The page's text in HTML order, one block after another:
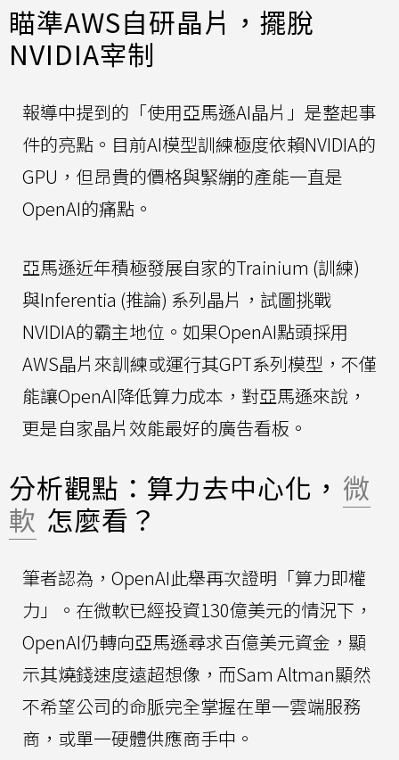
瞄準AWS自研晶片，擺脫
NVIDIA宰制
報導中提到的「使用亞馬遜AI晶片」是整起事
件的亮點。目前AI模型訓練極度依賴NVIDIA的
GPU，但昂貴的價格與緊繃的產能一直是
OpenAI的痛點。
亞馬遜近年積極發展自家的Trainium (訓練)
與Inferentia (推論) 系列晶片，試圖挑戰
NVIDIA的霸主地位。如果OpenAI點頭採用
AWS晶片來訓練或運行其GPT系列模型，不僅
能讓OpenAI降低算力成本，對亞馬遜來說，
更是自家晶片效能最好的廣告看板。
分析觀點：算力去中心化， 微
軟 怎麼看？
筆者認為，OpenAI此舉再次證明「算力即權
力」。在微軟已經投資130億美元的情況下，
OpenAI仍轉向亞馬遜尋求百億美元資金，顯
示其燒錢速度遠超想像，而Sam Altman顯然
不希望公司的命脈完全掌握在單一雲端服務
商，或單一硬體供應商手中。